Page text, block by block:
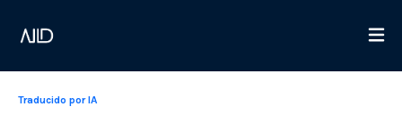
Traducido por IA